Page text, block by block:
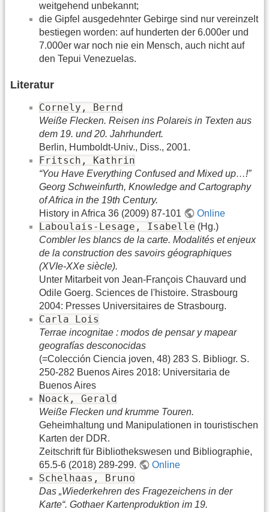
weitgehend unbekannt;
die Gipfel ausgedehnter Gebirge sind nur vereinzelt
bestiegen worden: auf hunderten der 6.000er und
7.000er war noch nie ein Mensch, auch nicht auf
den Tepui Venezuelas.
Literatur
Cornely, Bernd
Weiße Flecken. Reisen ins Polareis in Texten aus
dem 19. und 20. Jahrhundert.
Berlin, Humboldt-Univ., Diss., 2001.
Fritsch, Kathrin
“You Have Everything Confused and Mixed up…!”
Georg Schweinfurth, Knowledge and Cartography
of Africa in the 19th Century.
History in Africa 36 (2009) 87-101
Online
Laboulais-Lesage, Isabelle (Hg.)
Combler les blancs de la carte. Modalités et enjeux
de la construction des savoirs géographiques
(XVIe-XXe siècle).
Unter Mitarbeit von Jean-François Chauvard und
Odile Goerg. Sciences de l'histoire. Strasbourg
2004: Presses Universitaires de Strasbourg.
Carla Lois
Terrae incognitae : modos de pensar y mapear
geografías desconocidas
(=Colección Ciencia joven, 48) 283 S. Bibliogr. S.
250-282 Buenos Aires 2018: Universitaria de
Buenos Aires
Noack, Gerald
Weiße Flecken und krumme Touren.
Geheimhaltung und Manipulationen in touristischen
Karten der DDR.
Zeitschrift für Bibliothekswesen und Bibliographie,
65.5-6 (2018) 289-299.
Online
Schelhaas, Bruno
Das „Wiederkehren des Fragezeichens in der
Karte“. Gothaer Kartenproduktion im 19.